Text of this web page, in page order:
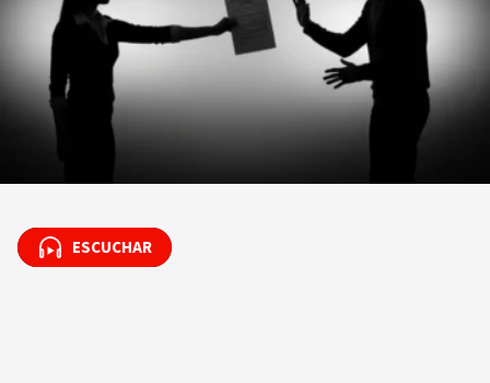
ESCUCHAR
ESCUCHAR